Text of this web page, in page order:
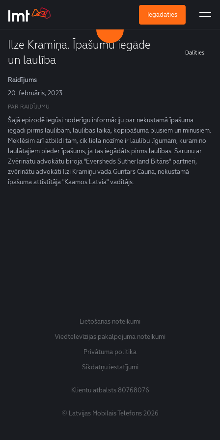
Iegādāties
Ilze Kramiņa. Īpašumu iegāde
un laulība
Dalīties
Raidījums
20. februāris, 2023
PAR RAIDĪJUMU
Šajā epizodē iegūsi noderīgu informāciju par nekustamā īpašuma
iegādi pirms laulībām, laulības laikā, kopīpašuma plusiem un mīnusiem.
Meklēsim arī atbildi tam, cik liela nozīme ir laulību līgumam, kuram no
laulātajiem pieder īpašums, ja tas iegādāts pirms laulības. Sarunu ar
Zvērinātu advokātu biroja "Eversheds Sutherland Bitāns" partneri,
zvērinātu advokāti Ilzi Kramiņu vada Guntars Cauna, nekustamā
īpašuma attīstītāja "Kaamos Latvia" vadītājs.
Lietošanas noteikumi
Viedtelevīzijas pakalpojuma noteikumi
Privātuma politika
Sīkdatņu iestatījumi
Klientu atbalsts80768076
© Latvijas Mobilais Telefons 2026